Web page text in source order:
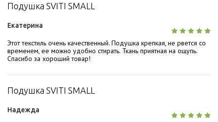
Подушка SVITI SMALL
Екатерина
Этот текстиль очень качественный. Подушка крепкая, не рвется со
временем, ее можно удобно стирать. Ткань приятная на ощупь.
Спасибо за хороший товар!
Подушка SVITI SMALL
Надежда